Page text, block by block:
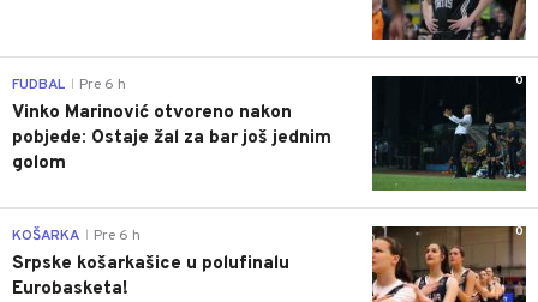
0
FUDBAL Pre 6 h
Vinko Marinović otvoreno nakon
pobjede: Ostaje žal za bar još jednim
golom
0
KOŠARKA Pre 6 h
Srpske košarkašice u polufinalu
Eurobasketa!